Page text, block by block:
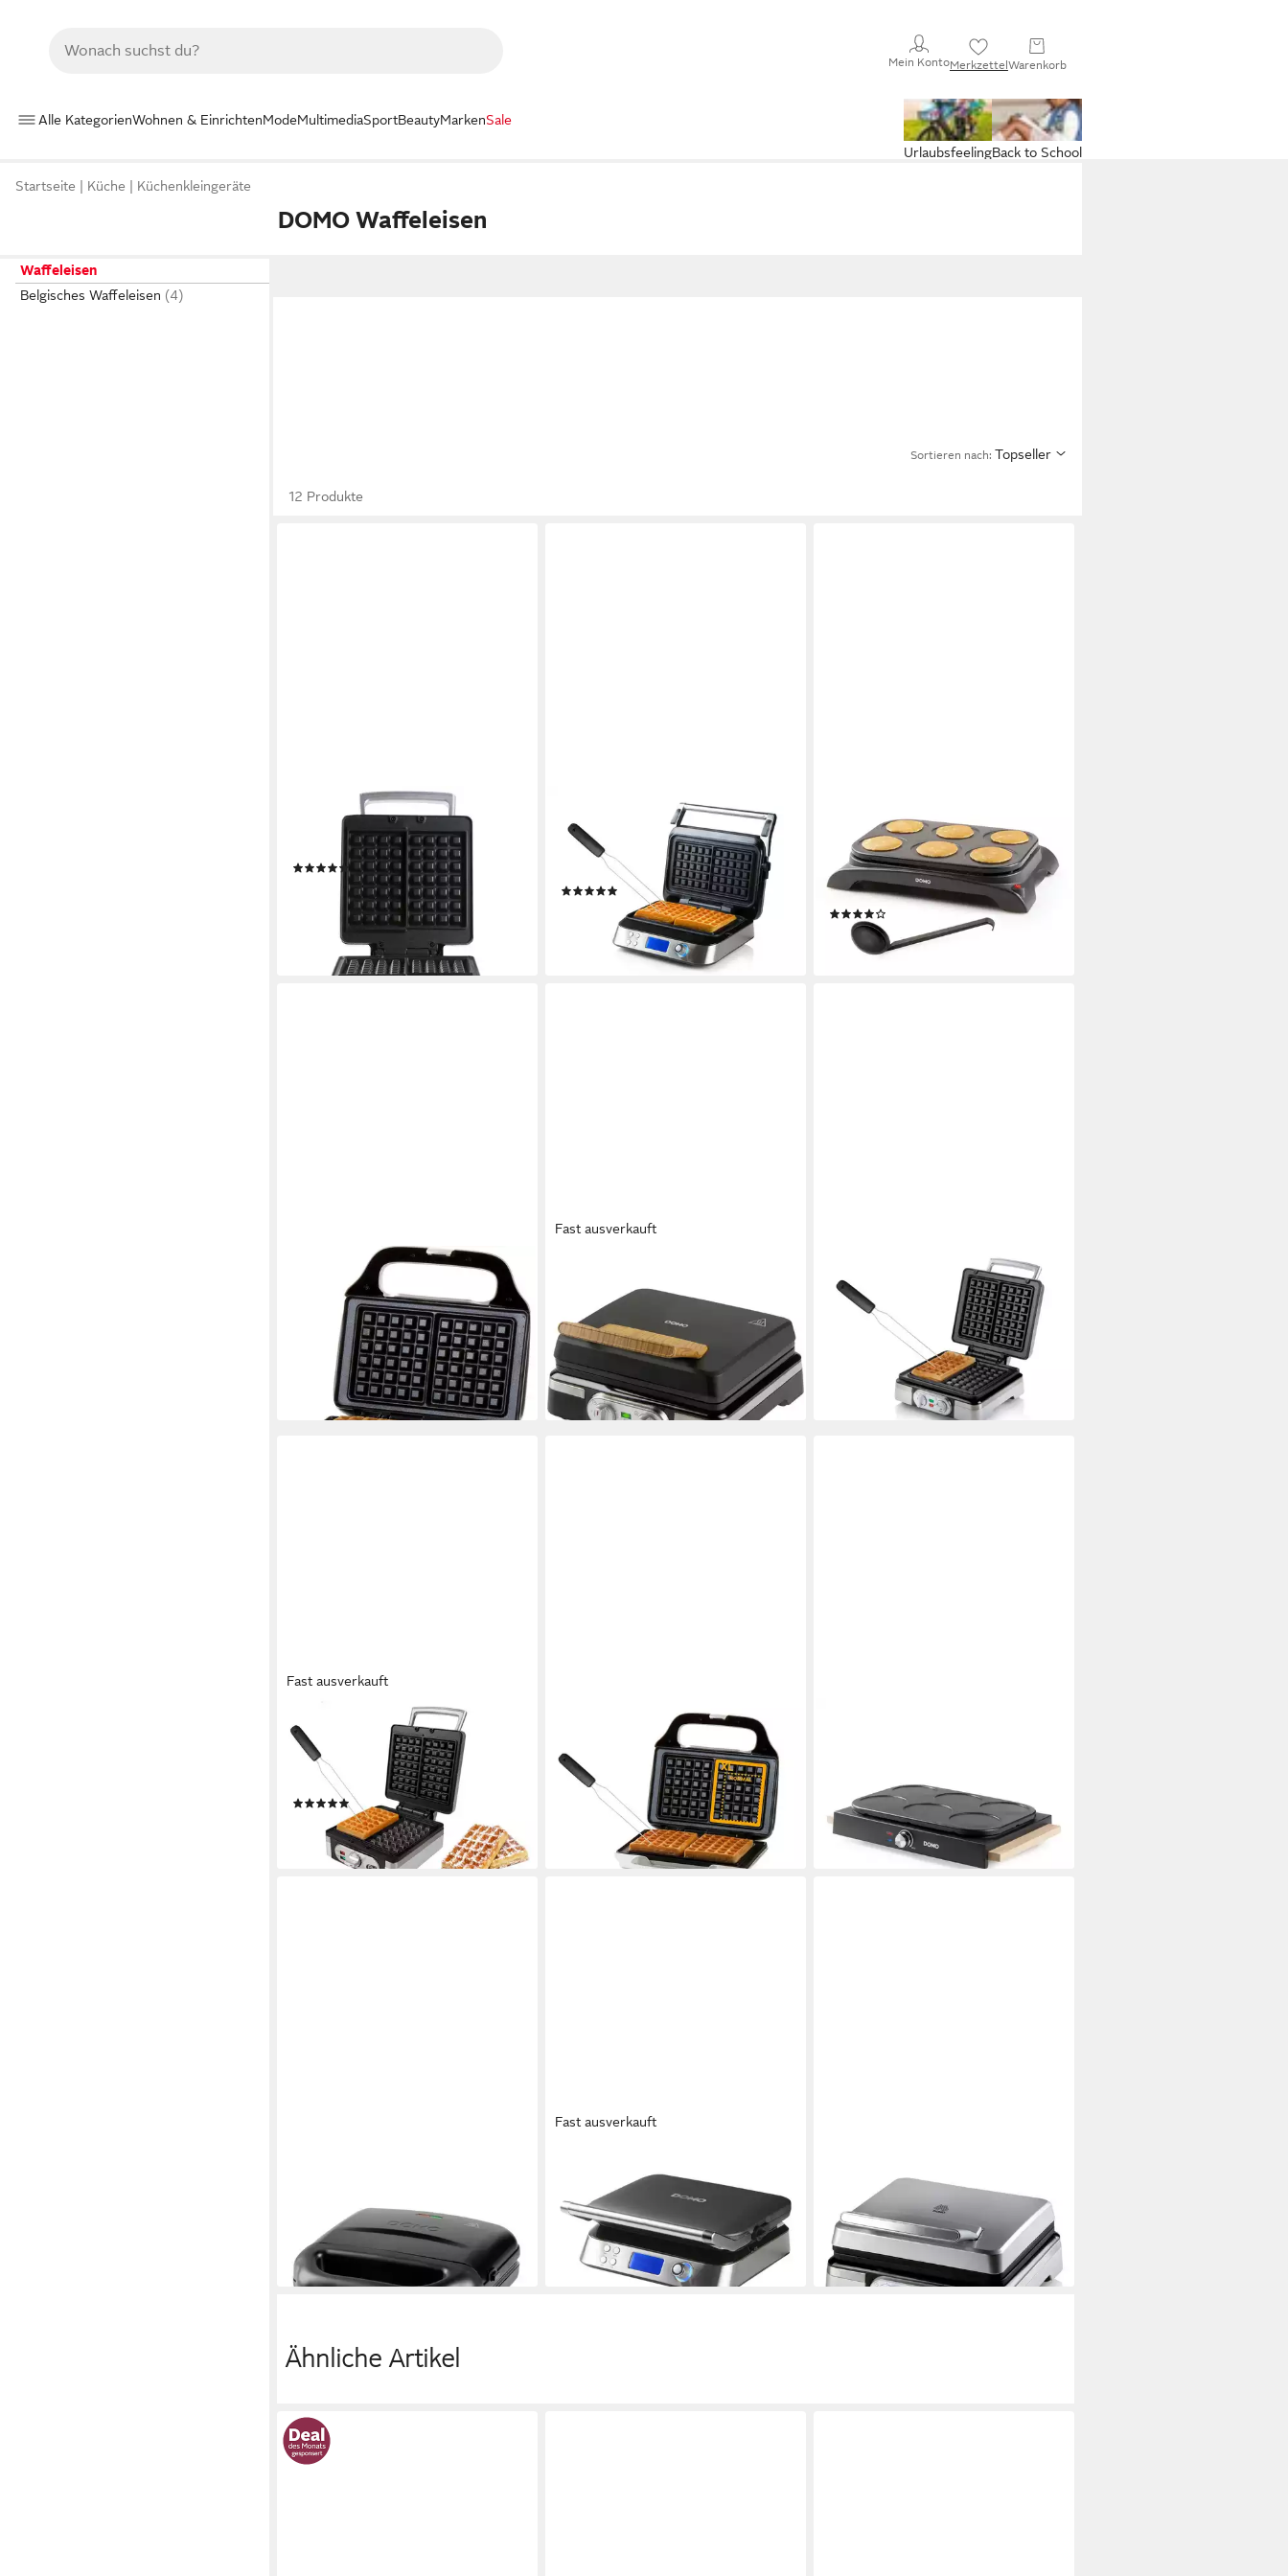
Mein KontoMerkzettelWarenkorb
Alle KategorienWohnen & EinrichtenModeMultimediaSportBeautyMarkenSale
Back to School
Urlaubsfeeling
Startseite Küche Küchenkleingeräte
DOMO Waffeleisen
Waffeleisen
Belgisches Waffeleisen
Sortieren nach: Topseller
12 Produkte
Waffeleisen DO9047W, 1400 W-
Leistung zum schnellen Erhitzen
(2)
ab 44,99 € UVP 54,95 €
lieferbar - in 2-3 Werktagen bei dir
Waffeleisen, 1600 W, für 2 Belgische
& Brüsseler Waffeln Doppel
Wafflemaker mit Waffelgabel
(4)
UVP125,90 €
lieferbar - in 4-5 Werktagen bei dir
Crêpesmaker, 1000 W, Ø 11.5 cm, 6
süße salzige Pancake Pfannkuchen
selber machen Crepes-Eisen
Creperie
ab 44,94 €
lieferbar - in 4-5 Werktagen bei dir
Waffeleisen Waffeleisen, 900 W
DO9133W, mit Standfuß
ab 41,57 €
lieferbar - in 4-5 Werktagen bei dir
Fast ausverkauft
Waffeleisen WAFFELEISEN – INKY
BLACK Waffeleisen Schwarz
DO9281W
ab 70,94 €
lieferbar - in 4-5 Werktagen bei dir
Waffeleisen, 1400 W, für 2 Belgische
& Brüsseler Waffeln Doppel
Wafflemaker mit Waffelgabel
75,90 €
lieferbar - in 4-5 Werktagen bei dir
Fast ausverkauft
Waffeleisen, 1400 W, für 2 Belgische
& Brüsseler Waffeln Doppel
Wafflemaker mit Waffelgabel
(1)
58,99 €
lieferbar - in 4-5 Werktagen bei dir
Waffeleisen, 900 W, für 2 Belgische
& Brüsseler Waffeln Doppel
Wafflemaker mit Waffelgabel
39,99 €
lieferbar - in 4-5 Werktagen bei dir
Antihaftbeschichtung, stufenloser
Temperat, 1000.00 W
55,49 €
lieferbar - in 2-3 Werktagen bei dir
Kontrollleuchte Schwarz, 1400.00 W
87,09 €
lieferbar - in 2-3 Werktagen bei dir
Fast ausverkauft
Waffeleisen
322,37 €
16,01 €mtl. in 24 Raten
lieferbar - in 6-7 Werktagen bei dir
Waffeleisen DO9149W, Hohe
Leistung zum schnellen Erhitzen
49,99 €
lieferbar - in 2-3 Werktagen bei dir
Ähnliche Artikel